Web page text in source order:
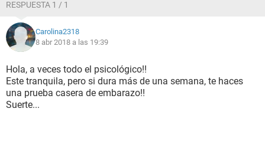
RESPUESTA 1 / 1
Carolina2318
8 abr 2018 a las 19:39
Hola, a veces todo el psicológico!!
Este tranquila, pero si dura más de una semana, te haces
una prueba casera de embarazo!!
Suerte...